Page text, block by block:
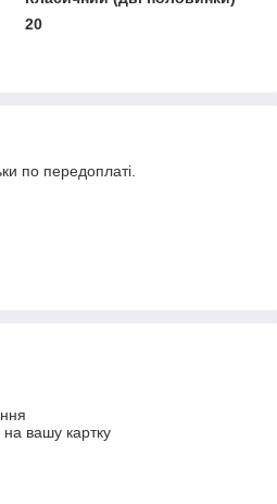
20
по передоплаті.
вашу картку